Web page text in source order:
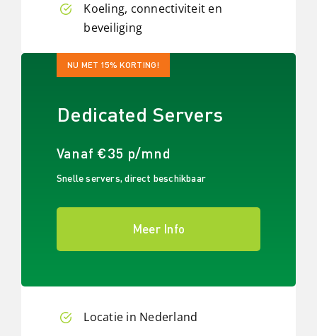
Koeling, connectiviteit en
beveiliging
NU MET 15% KORTING!
Dedicated Servers
Vanaf €35 p/mnd
Snelle servers, direct beschikbaar
Meer Info
Locatie in Nederland